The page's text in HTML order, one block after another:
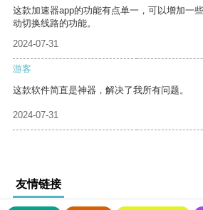
这款加速器app的功能有点单一，可以增加一
动切换线路的功能。
2024-07-31
游客
这款软件简直是神器，解决了我所有问题。
2024-07-31
友情链接